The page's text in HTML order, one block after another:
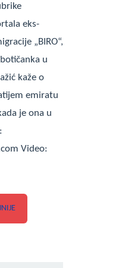
eks-
„BIRO“,
u
kaže o
emiratu
je ona u
Video: